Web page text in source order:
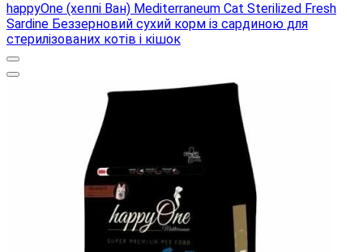
happyOne (хеппі Ван) Mediterraneum Cat Sterilized Fresh
Sardine Беззерновий сухий корм із сардиною для
стерилізованих котів і кішок